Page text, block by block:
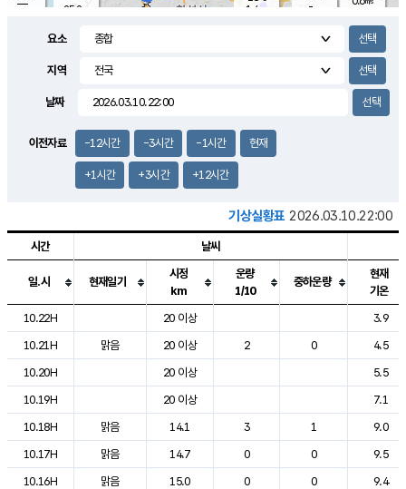
1.1m/s
25.2
-
1.4 m/s
요소
지역
날짜
이전자료 -12시간 -3시간 -1시간 현재
+1시간 +3시간 +12시간
기상실황표 2026.03.10.22:00
도시별 기상실황표로 지점, 날씨, 기온, 강수, 바람, 기압등을 안내한 표입
시간 날씨
일.시 현재일기
시정
km
운량
1/10
중하운량
현재
기온
10.22H
20 이상
3.9
10.21H
맑음 20 이상 2 0
4.5
10.20H
20 이상
5.5
10.19H
20 이상
7.1
10.18H
맑음 14.1 3 1
9.0
10.17H
맑음 14.7 0 0
9.5
10.16H
맑음 15.0 0 0
9.4